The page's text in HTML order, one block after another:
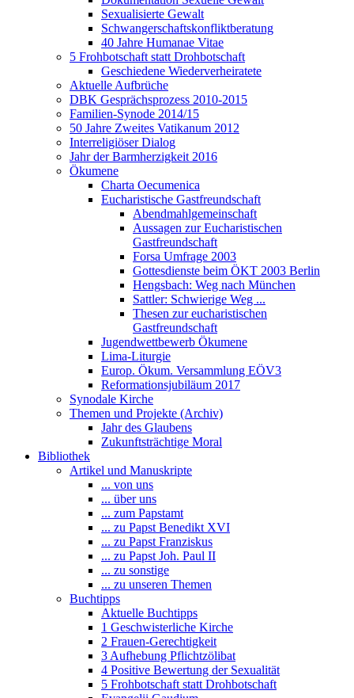
Sexualisierte Gewalt
Schwangerschaftskonfliktberatung
40 Jahre Humanae Vitae
5 Frohbotschaft statt Drohbotschaft
Geschiedene Wiederverheiratete
Aktuelle Aufbrüche
DBK Gesprächsprozess 2010-2015
Familien-Synode 2014/15
50 Jahre Zweites Vatikanum 2012
Interreligiöser Dialog
Jahr der Barmherzigkeit 2016
Ökumene
Charta Oecumenica
Eucharistische Gastfreundschaft
Abendmahlgemeinschaft
Aussagen zur Eucharistischen
Gastfreundschaft
Forsa Umfrage 2003
Gottesdienste beim ÖKT 2003 Berlin
Hengsbach: Weg nach München
Sattler: Schwierige Weg ...
Thesen zur eucharistischen
Gastfreundschaft
Jugendwettbewerb Ökumene
Lima-Liturgie
Europ. Ökum. Versammlung EÖV3
Reformationsjubiläum 2017
Synodale Kirche
Themen und Projekte (Archiv)
Jahr des Glaubens
Zukunftsträchtige Moral
Bibliothek
Artikel und Manuskripte
... von uns
... über uns
... zum Papstamt
... zu Papst Benedikt XVI
... zu Papst Franziskus
... zu Papst Joh. Paul II
... zu sonstige
... zu unseren Themen
Buchtipps
Aktuelle Buchtipps
1 Geschwisterliche Kirche
2 Frauen-Gerechtigkeit
3 Aufhebung Pflichtzölibat
4 Positive Bewertung der Sexualität
5 Frohbotschaft statt Drohbotschaft